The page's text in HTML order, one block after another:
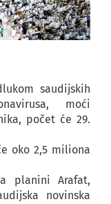
saudijskih
moći
počet će 29.
oko 2,5 miliona
planini Arafat,
novinska